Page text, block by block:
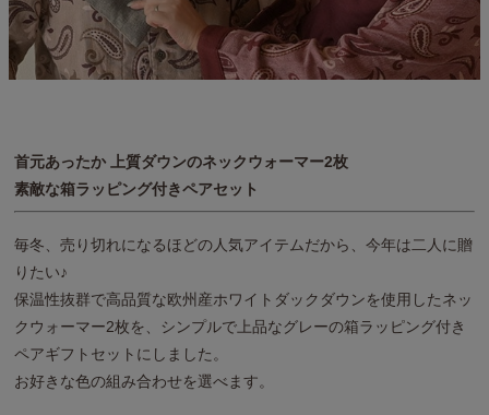
首元あったか 上質ダウンのネックウォーマー2枚
素敵な箱ラッピング付きペアセット
毎冬、売り切れになるほどの人気アイテムだから、今年は二人に贈
りたい♪
保温性抜群で高品質な欧州産ホワイトダックダウンを使用したネッ
クウォーマー2枚を、シンプルで上品なグレーの箱ラッピング付き
ペアギフトセットにしました。
お好きな色の組み合わせを選べます。